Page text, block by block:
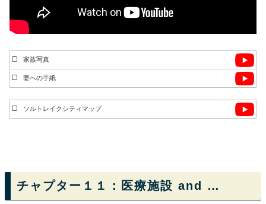
家族写真
妻への手紙
ソルトレイクシティマップ
チャプター１１：医療施設 and …